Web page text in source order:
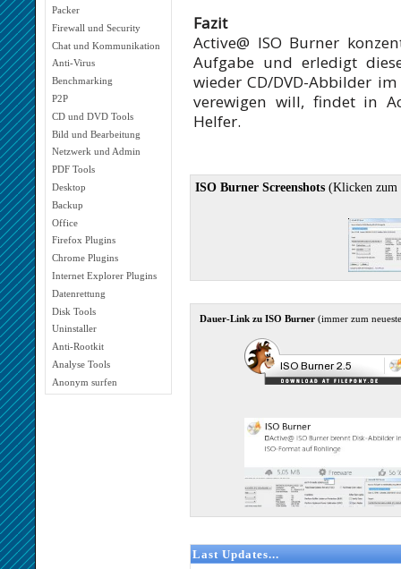
Packer
Firewall und Security
Chat und Kommunikation
Anti-Virus
Benchmarking
P2P
CD und DVD Tools
Bild und Bearbeitung
Netzwerk und Admin
PDF Tools
Desktop
Backup
Office
Firefox Plugins
Chrome Plugins
Internet Explorer Plugins
Datenrettung
Disk Tools
Uninstaller
Anti-Rootkit
Analyse Tools
Anonym surfen
Fazit
Active@ ISO Burner
Aufgabe und erledigt
wieder CD/DVD-Abbilder
verewigen will, findet in
Helfer.
ISO Burner Screenshots (Klicken zum
Dauer-Link zu ISO Burner (immer zum
Last Updates...